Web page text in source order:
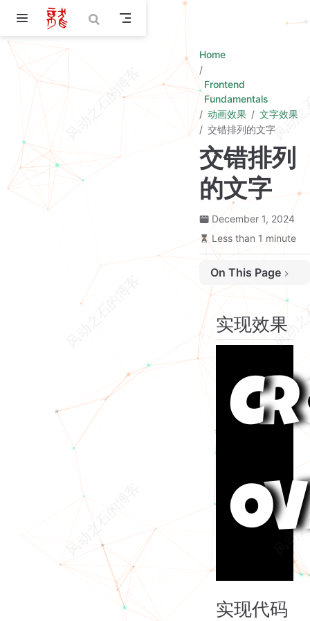
Skip to main content
Home
Frontend
Fundamentals
动画效果
文字效果
交错排列的文字
交错排列
的文字
December 1, 2024
Less than 1 minute
On This Page
实现效果
实现代码
实现效果
CR
OV
实现代码